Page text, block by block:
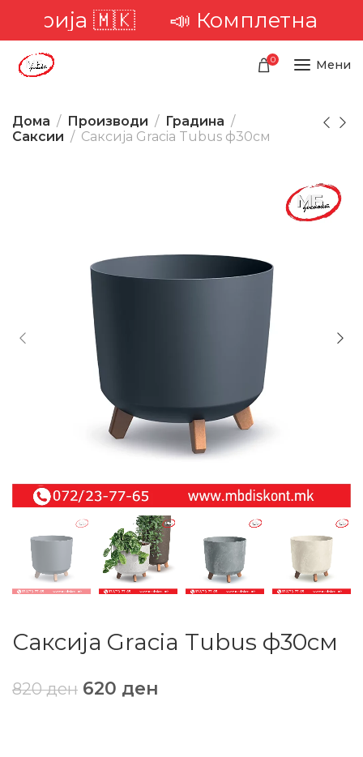
🇲🇰📣 Комплетна
0 Мени
Дома Производи
Градина
Саксии
Саксија Gracia Tubus ф30см
Саксија Gracia Tubus ф30см
820ден 620 ден